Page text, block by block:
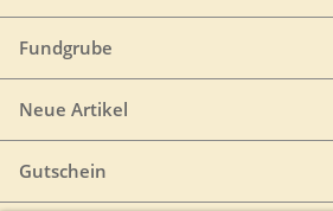
Fundgrube
Neue Artikel
Gutschein